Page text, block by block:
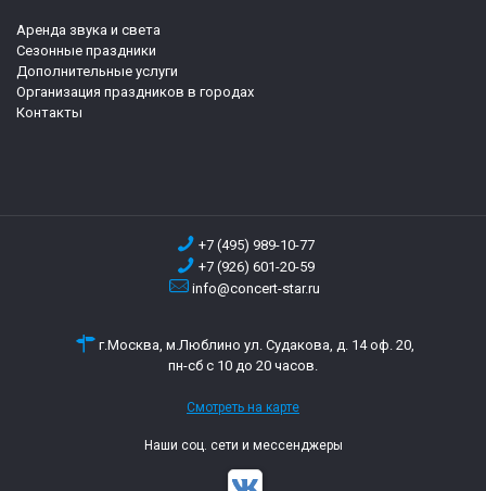
Аренда звука и света
Сезонные праздники
Дополнительные услуги
Организация праздников в городах
Контакты
+7 (495) 989-10-77
+7 (926) 601-20-59
info@concert-star.ru
г.Москва, м.Люблино ул. Судакова, д. 14 оф. 20,
пн-сб с 10 до 20 часов.
Смотреть на карте
Наши соц. сети и мессенджеры